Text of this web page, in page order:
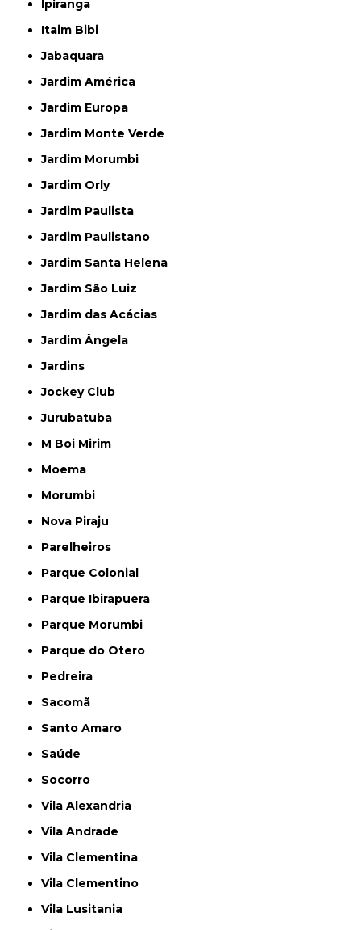
Ipiranga
Itaim Bibi
Jabaquara
Jardim América
Jardim Europa
Jardim Monte Verde
Jardim Morumbi
Jardim Orly
Jardim Paulista
Jardim Paulistano
Jardim Santa Helena
Jardim São Luiz
Jardim das Acácias
Jardim Ângela
Jardins
Jockey Club
Jurubatuba
M Boi Mirim
Moema
Morumbi
Nova Piraju
Parelheiros
Parque Colonial
Parque Ibirapuera
Parque Morumbi
Parque do Otero
Pedreira
Sacomã
Santo Amaro
Saúde
Socorro
Vila Alexandria
Vila Andrade
Vila Clementina
Vila Clementino
Vila Lusitania